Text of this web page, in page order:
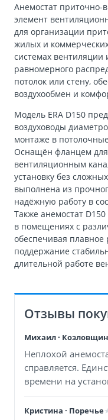
Анемостат
элемент
для организации
жилых и
системах
равномерного
потолок или стену,
воздухообмен и
Модель ERA D150
воздуховоды
монтаже в
Оснащён фланцем
вентиляционным
установку без
выполнена из
надёжную работу в
Также анемостат
в помещениях с
обеспечивая плавное
поддержание
длительной работе
Отзывы
Михаил ·
Неплохой
справляется.
времени на
Кристина · Поречье